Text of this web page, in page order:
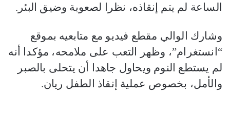
الساعة لم يتم إنقاذه، نظرا لصعوبة وضيق البئر.
وشارك الوالي مقطع فيديو مع متابعيه بموقع
“انستغرام”، وظهر التعب على ملامحه، مؤكدا أنه
لم يستطع النوم ويحاول جاهدا أن يتحلى بالصبر
والأمل، بخصوص عملية إنقاذ الطفل ريان.